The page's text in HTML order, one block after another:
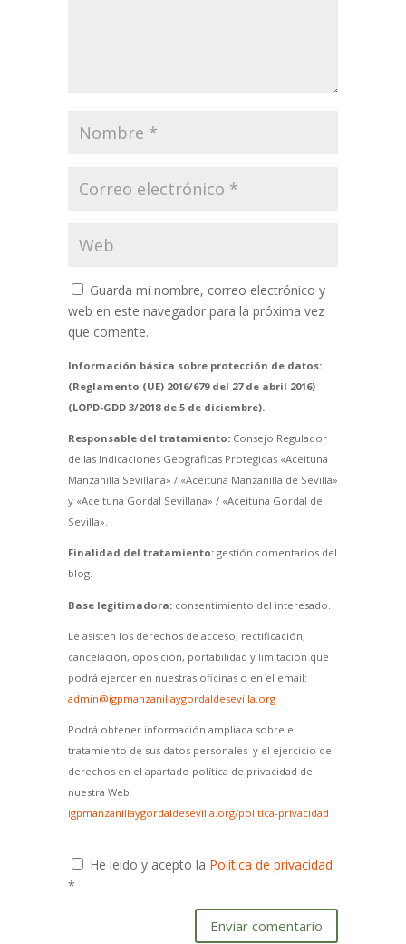
Guarda mi nombre, correo electrónico y
web en este navegador para la próxima vez
que comente.
Información básica sobre protección de datos:
(Reglamento (UE) 2016/679 del 27 de abril 2016)
(LOPD-GDD 3/2018 de 5 de diciembre).
Responsable del tratamiento:Consejo Regulador
de las Indicaciones Geográficas Protegidas «Aceituna
Manzanilla Sevillana» / «Aceituna Manzanilla de Sevilla»
y «Aceituna Gordal Sevillana» / «Aceituna Gordal de
Sevilla».
Finalidad del tratamiento:gestión comentarios del
blog.
Base legitimadora:consentimiento del interesado.
Le asisten los derechos de acceso, rectificación,
cancelación, oposición, portabilidad y limitación que
podrá ejercer en nuestras oficinas o en el email:
admin@igpmanzanillaygordaldesevilla.org
Podrá obtener información ampliada sobre el
tratamiento de sus datos personales y el ejercicio de
derechos en el apartado política de privacidad de
nuestra Web
igpmanzanillaygordaldesevilla.org/politica-privacidad
He leído y acepto la Política de privacidad
*
Enviar comentario